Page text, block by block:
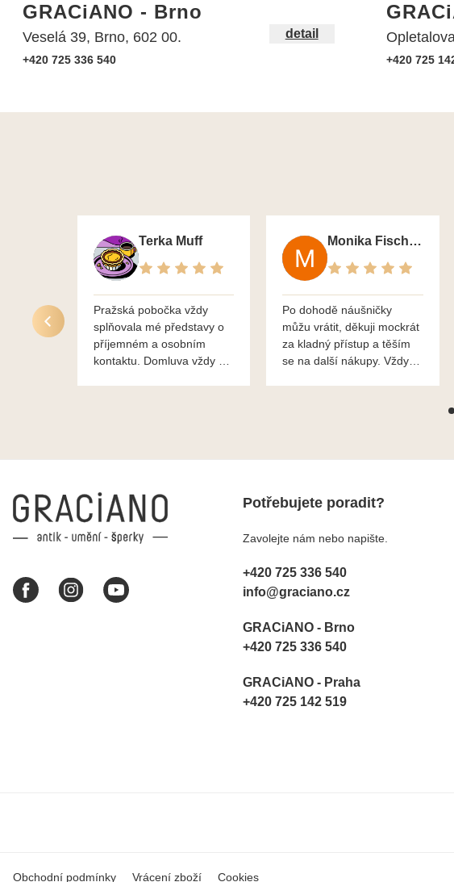
GRACiANO - Brno
Veselá 39, Brno, 602 00.
+420 725 336 540
detail
+420 725
Terka Muff
Pražská pobočka vždy
splňovala mé představy o
příjemném a osobním
kontaktu. Domluva vždy na
Moc děkuji a doporučuji se
jak už bylo napsáno - na
požádání Vám šperky z
Brna dorazí i do Prahy.
Super !!! pí Papoušková
Monika Fischerova
Po dohodě náušničky
můžu vrátit, děkuji mockrát
za kladný přístup a těším
se na další nákupy. Vždy
Potřebujete poradit?
Zavolejte nám nebo napište.
+420 725 336 540
info@graciano.cz
GRACiANO - Brno
+420 725 336 540
GRACiANO - Praha
+420 725 142 519
Obchodní podmínky Vrácení zboží Cookies